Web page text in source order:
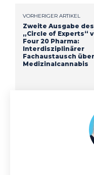
VORHERIGER ARTIKEL
Zweite Ausgabe des
„Circle of Experts“
Four 20 Pharma:
Interdisziplinärer
Fachaustausch über
Medizinalcannabis